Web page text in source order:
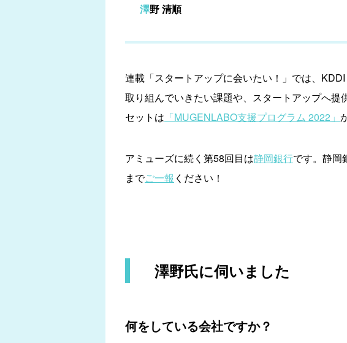
澤野 清順
連載「スタートアップに会いたい！」では、
取り組んでいきたい課題や、スタートアップへ
セットは 「MUGENLABO支援プログラム 2022」
アミューズに続く第58回目は静岡銀行です。静岡
までご一報 ください！
澤野氏に伺いました
何をしている会社ですか？